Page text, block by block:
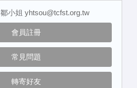
鄒小姐 yhtsou@tcfst.org.tw
會員註冊
常見問題
轉寄好友